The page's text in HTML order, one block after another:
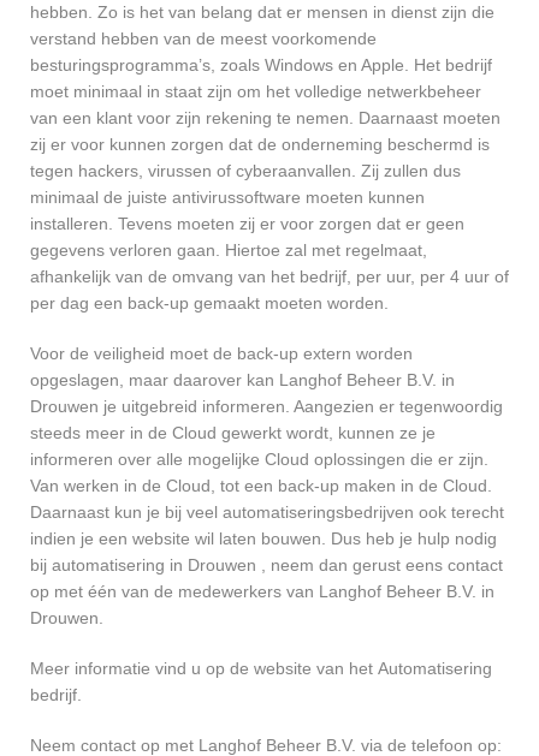
hebben. Zo is het van belang dat er mensen in dienst zijn die
verstand hebben van de meest voorkomende
besturingsprogramma’s, zoals Windows en Apple. Het bedrijf
moet minimaal in staat zijn om het volledige netwerkbeheer
van een klant voor zijn rekening te nemen. Daarnaast moeten
zij er voor kunnen zorgen dat de onderneming beschermd is
tegen hackers, virussen of cyberaanvallen. Zij zullen dus
minimaal de juiste antivirussoftware moeten kunnen
installeren. Tevens moeten zij er voor zorgen dat er geen
gegevens verloren gaan. Hiertoe zal met regelmaat,
afhankelijk van de omvang van het bedrijf, per uur, per 4 uur of
per dag een back-up gemaakt moeten worden.
Voor de veiligheid moet de back-up extern worden
opgeslagen, maar daarover kan Langhof Beheer B.V. in
Drouwen je uitgebreid informeren. Aangezien er tegenwoordig
steeds meer in de Cloud gewerkt wordt, kunnen ze je
informeren over alle mogelijke Cloud oplossingen die er zijn.
Van werken in de Cloud, tot een back-up maken in de Cloud.
Daarnaast kun je bij veel automatiseringsbedrijven ook terecht
indien je een website wil laten bouwen. Dus heb je hulp nodig
bij automatisering in Drouwen , neem dan gerust eens contact
op met één van de medewerkers van Langhof Beheer B.V. in
Drouwen.
Meer informatie vind u op de website van het Automatisering
bedrijf.
Neem contact op met Langhof Beheer B.V. via de telefoon op: